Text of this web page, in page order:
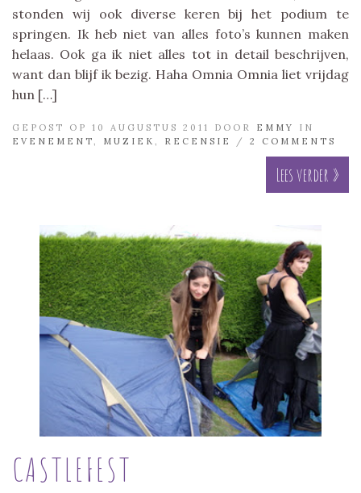
stonden wij ook diverse keren bij het podium te
springen. Ik heb niet van alles foto’s kunnen maken
helaas. Ook ga ik niet alles tot in detail beschrijven,
want dan blijf ik bezig. Haha Omnia Omnia liet vrijdag
hun […]
GEPOST OP 10 AUGUSTUS 2011 DOOR EMMY
IN
EVENEMENT, MUZIEK , RECENSIE / 2 COMMENTS
Lees verder »
CASTLEFEST